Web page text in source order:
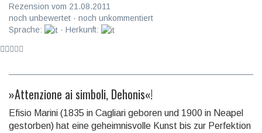
Rezension vom 21.08.2011
noch unbewertet · noch unkommentiert
Sprache:
· Herkunft:
»Attenzione ai simboli, Dehonis«!
Efisio Marini (1835 in Cagliari geboren und 1900 in Neapel
gestorben) hat eine geheimnisvolle Kunst bis zur Perfektion